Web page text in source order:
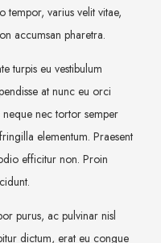
tempor, varius velit vitae,
accumsan pharetra.
turpis eu vestibulum
at nunc eu orci
nec tortor semper
elementum. Praesent
efficitur non. Proin
purus, ac pulvinar nisl
dictum, erat eu congue